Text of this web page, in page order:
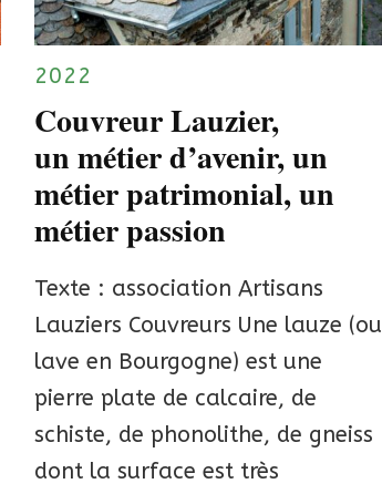
2022
Couvreur Lauzier,
un métier d’avenir, un
métier patrimonial, un
métier passion
Texte : association Artisans
Lauziers Couvreurs Une lauze (ou
lave en Bourgogne) est une
pierre plate de calcaire, de
schiste, de phonolithe, de gneiss
dont la surface est très